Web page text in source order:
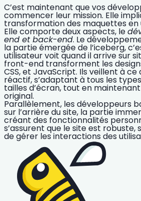
C’est maintenant que vos
commencer leur mission. Elle
transformation des maquettes en
Elle comporte deux aspects, le
end et back-end. Le
la partie émergée de l’iceberg,
utilisateur voit quand il arrive sur
front-end transforment les
CSS, et JavaScript. Ils veillent à ce
réactif, s’adaptant à tous les
tailles d’écran, tout en
original.
Parallèlement, les développeurs
sur l’arrière du site, la partie
créant des fonctionnalités
s’assurent que le site est
de gérer les interactions des